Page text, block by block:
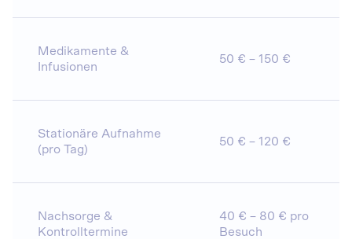
Medikamente &
Infusionen
50 € – 150 €
Stationäre Aufnahme
(pro Tag)
50 € – 120 €
Nachsorge &
Kontrolltermine
40 € – 80 € pro
Besuch